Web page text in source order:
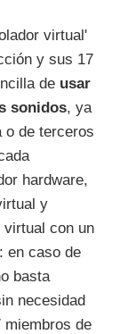
virtual'
y sus 17
de usar
sonidos, ya
o de terceros
hardware,
y
virtual con un
en caso de
basta
necesidad
miembros de